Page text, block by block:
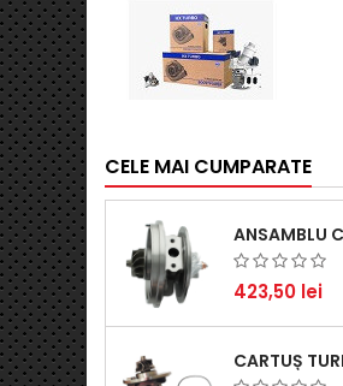
CELE MAI CUMPARATE
423,50 lei